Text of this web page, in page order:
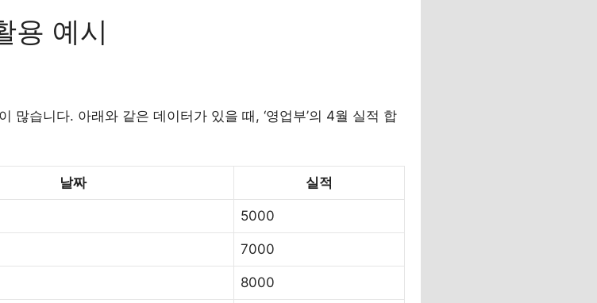
용 예시
많습니다. 아래와 같은 데이터가 있을 때, ‘영업부’의 4월 실적 합
날짜 실적
5000
7000
8000